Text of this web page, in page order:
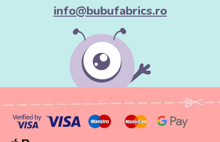
2. Parametri tehnici: Gramajul și
direcția modelului
La achiziție, doi factori cheie determină rezultatul proiectului tău:
grosimea și plasarea modelului.
Indică cât de gros și greu este materialul.
140 – 190 g:Draperii ușoare, fețe de pernă decorative.
200 – 280 g și peste:Materiale rezistente pentru genți, perne de
scaun și accesorii intens folosite.
info@bubufabrics.ro